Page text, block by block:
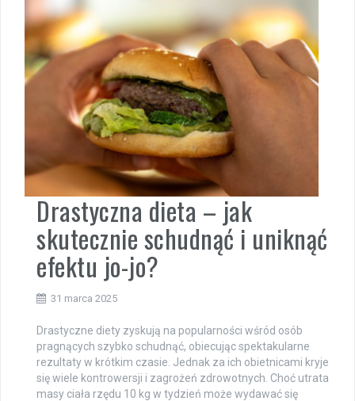
Drastyczna dieta – jak
skutecznie schudnąć i uniknąć
efektu jo-jo?
31 marca 2025
Drastyczne diety zyskują na popularności wśród osób
pragnących szybko schudnąć, obiecując spektakularne
rezultaty w krótkim czasie. Jednak za ich obietnicami kryje
się wiele kontrowersji i zagrożeń zdrowotnych. Choć utrata
masy ciała rzędu 10 kg w tydzień może wydawać się